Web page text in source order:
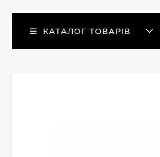
КАТАЛОГ ТОВАРІВ